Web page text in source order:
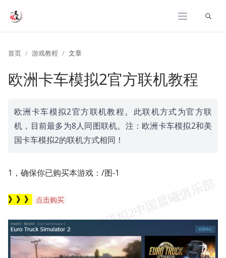
展开
首页 游戏教程 文章
欧洲卡车模拟2官方联机教程
欧洲卡车模拟2官方联机教程。此联机方式为官方联
机，目前最多为8人同图联机。注：欧洲卡车模拟2和美
国卡车模拟2的联机方式相同！
1，确保你已购买本游戏：/图-1
》》》 点击购买